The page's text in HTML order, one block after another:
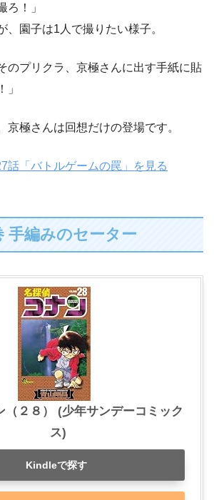
ろ！」
、園子は1人で撮りたい様子。
のプリクラ、京極さんに出す手紙に貼
」
京極さんは回想だけの登場です。
話「バトルゲームの罠」を見る
手編みのセーター
（２８） (少年サンデーコミック
ス)
Kindleで探す